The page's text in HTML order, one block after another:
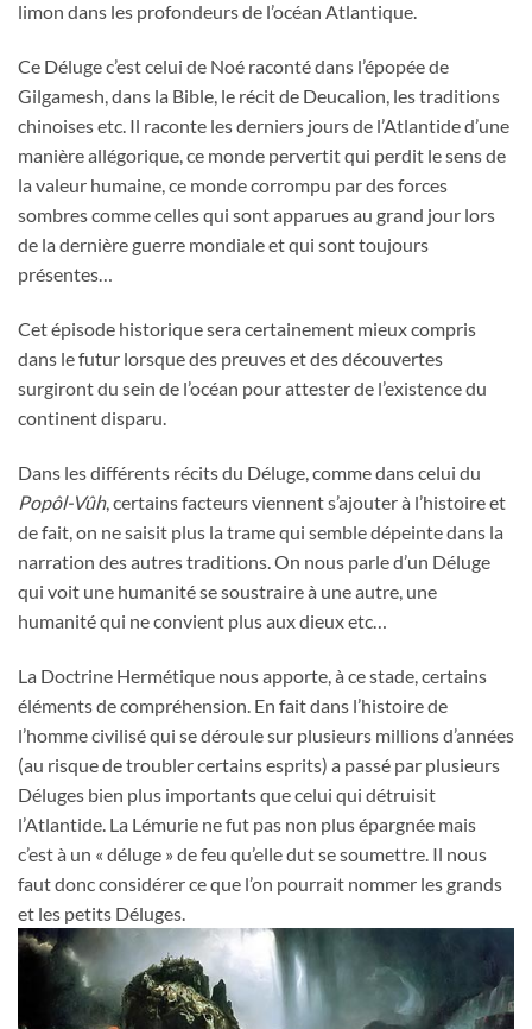
limon dans les profondeurs de l’océan Atlantique.
Ce Déluge c’est celui de Noé raconté dans l’épopée de
Gilgamesh, dans la Bible, le récit de Deucalion, les traditions
chinoises etc. Il raconte les derniers jours de l’Atlantide d’une
manière allégorique, ce monde pervertit qui perdit le sens de
la valeur humaine, ce monde corrompu par des forces
sombres comme celles qui sont apparues au grand jour lors
de la dernière guerre mondiale et qui sont toujours
présentes…
Cet épisode historique sera certainement mieux compris
dans le futur lorsque des preuves et des découvertes
surgiront du sein de l’océan pour attester de l’existence du
continent disparu.
Dans les différents récits du Déluge, comme dans celui du
Popôl-Vûh, certains facteurs viennent s’ajouter à l’histoire et
de fait, on ne saisit plus la trame qui semble dépeinte dans la
narration des autres traditions. On nous parle d’un Déluge
qui voit une humanité se soustraire à une autre, une
humanité qui ne convient plus aux dieux etc…
La Doctrine Hermétique nous apporte, à ce stade, certains
éléments de compréhension. En fait dans l’histoire de
l’homme civilisé qui se déroule sur plusieurs millions d’années
(au risque de troubler certains esprits) a passé par plusieurs
Déluges bien plus importants que celui qui détruisit
l’Atlantide. La Lémurie ne fut pas non plus épargnée mais
c’est à un « déluge » de feu qu’elle dut se soumettre. Il nous
faut donc considérer ce que l’on pourrait nommer les grands
et les petits Déluges.